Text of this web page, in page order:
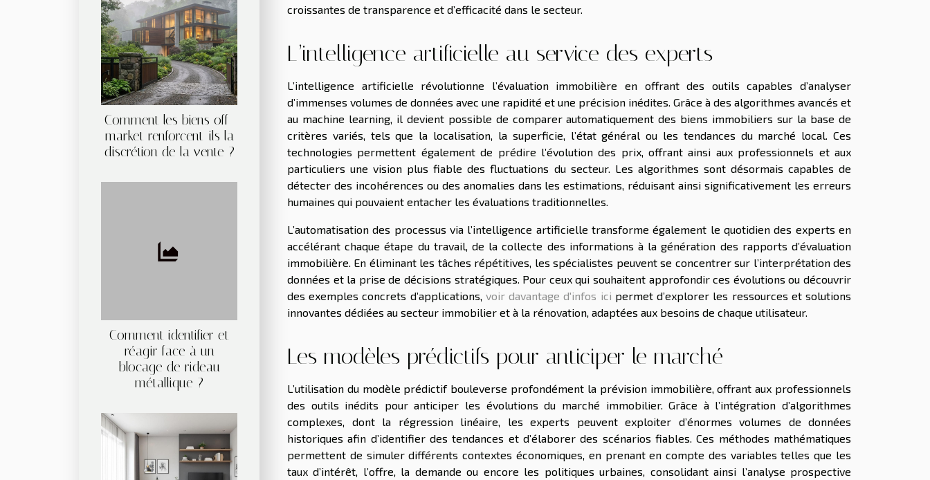
Comment les biens off-
market renforcent-ils la
discrétion de la vente ?
Comment identifier et
réagir face à un
blocage de rideau
métallique ?
croissantes de transparence et d’efficacité dans le secteur.
L’intelligence artificielle au service des experts
L’intelligence artificielle révolutionne l’évaluation immobilière en offrant des outils capables d’analyser
d’immenses volumes de données avec une rapidité et une précision inédites. Grâce à des algorithmes avancés et
au machine learning, il devient possible de comparer automatiquement des biens immobiliers sur la base de
critères variés, tels que la localisation, la superficie, l’état général ou les tendances du marché local. Ces
technologies permettent également de prédire l’évolution des prix, offrant ainsi aux professionnels et aux
particuliers une vision plus fiable des fluctuations du secteur. Les algorithmes sont désormais capables de
détecter des incohérences ou des anomalies dans les estimations, réduisant ainsi significativement les erreurs
humaines qui pouvaient entacher les évaluations traditionnelles.
L’automatisation des processus via l’intelligence artificielle transforme également le quotidien des experts en
accélérant chaque étape du travail, de la collecte des informations à la génération des rapports d’évaluation
immobilière. En éliminant les tâches répétitives, les spécialistes peuvent se concentrer sur l’interprétation des
données et la prise de décisions stratégiques. Pour ceux qui souhaitent approfondir ces évolutions ou découvrir
des exemples concrets d’applications, voir davantage d'infos ici permet d’explorer les ressources et solutions
innovantes dédiées au secteur immobilier et à la rénovation, adaptées aux besoins de chaque utilisateur.
Les modèles prédictifs pour anticiper le marché
L’utilisation du modèle prédictif bouleverse profondément la prévision immobilière, offrant aux professionnels
des outils inédits pour anticiper les évolutions du marché immobilier. Grâce à l’intégration d’algorithmes
complexes, dont la régression linéaire, les experts peuvent exploiter d’énormes volumes de données
historiques afin d’identifier des tendances et d’élaborer des scénarios fiables. Ces méthodes mathématiques
permettent de simuler différents contextes économiques, en prenant en compte des variables telles que les
taux d’intérêt, l’offre, la demande ou encore les politiques urbaines, consolidant ainsi l’analyse prospective